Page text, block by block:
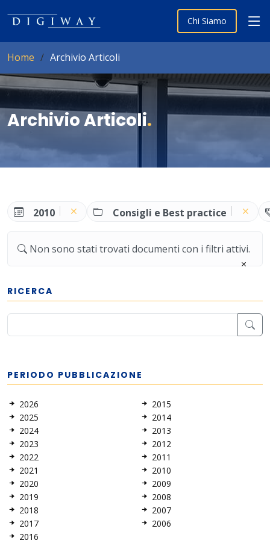
Chi Siamo
Home Archivio Articoli
Archivio Articoli.
2010 Consigli e Best practice
Non sono stati trovati documenti con i filtri attivi.
RICERCA
PERIODO PUBBLICAZIONE
2026
2025
2024
2023
2022
2021
2020
2019
2018
2017
2016
2015
2014
2013
2012
2011
2010
2009
2008
2007
2006